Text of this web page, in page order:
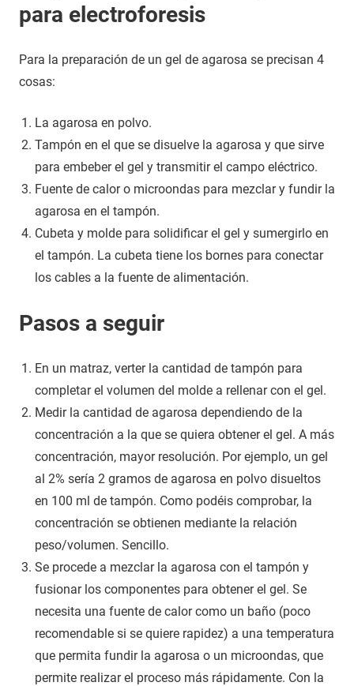
para electroforesis
Para la preparación de un gel de agarosa se precisan 4
cosas:
La agarosa en polvo.
Tampón en el que se disuelve la agarosa y que sirve
para embeber el gel y transmitir el campo eléctrico.
Fuente de calor o microondas para mezclar y fundir la
agarosa en el tampón.
Cubeta y molde para solidificar el gel y sumergirlo en
el tampón. La cubeta tiene los bornes para conectar
los cables a la fuente de alimentación.
Pasos a seguir
En un matraz, verter la cantidad de tampón para
completar el volumen del molde a rellenar con el gel.
Medir la cantidad de agarosa dependiendo de la
concentración a la que se quiera obtener el gel. A más
concentración, mayor resolución. Por ejemplo, un gel
al 2% sería 2 gramos de agarosa en polvo disueltos
en 100 ml de tampón. Como podéis comprobar, la
concentración se obtienen mediante la relación
peso/volumen. Sencillo.
Se procede a mezclar la agarosa con el tampón y
fusionar los componentes para obtener el gel. Se
necesita una fuente de calor como un baño (poco
recomendable si se quiere rapidez) a una temperatura
que permita fundir la agarosa o un microondas, que
permite realizar el proceso más rápidamente. Con la